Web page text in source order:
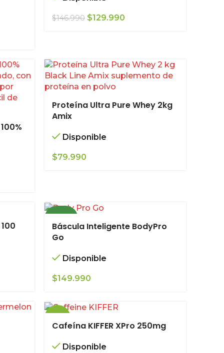
$146.990 El
$146.990.
$129.990
$129.990.
Proteína Ultra Pure Whey 2kg
Amix
Disponible
$79.990
Báscula Inteligente BodyPro
Go
Disponible
$149.990
Cafeína KIFFER XPro 250mg
Disponible